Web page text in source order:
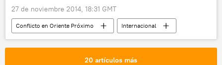
27 de noviembre 2014, 18:31 GMT
Conflicto en Oriente Próximo
Internacional
noticias
20 artículos más